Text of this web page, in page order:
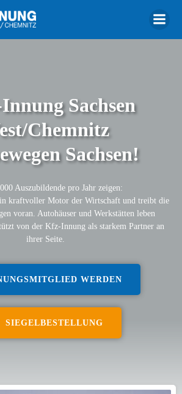
Sachsen
Chemnitz
Sachsen!
Auszubildende pro Jahr zeigen:
kraftvoller Motor der Wirtschaft und treibt die
voran. Autohäuser und Werkstätten leben
von der Kfz-Innung als starkem Partner an
ihrer Seite.
WERDEN
SIEGELBESTELLUNG